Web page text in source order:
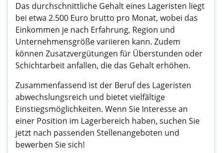
Das durchschnittliche Gehalt eines Lageristen liegt
bei etwa 2.500 Euro brutto pro Monat, wobei das
Einkommen je nach Erfahrung, Region und
Unternehmensgröße variieren kann. Zudem
können Zusatzvergütungen für Überstunden oder
Schichtarbeit anfallen, die das Gehalt erhöhen.
Zusammenfassend ist der Beruf des Lageristen
abwechslungsreich und bietet vielfältige
Einstiegsmöglichkeiten. Wenn Sie Interesse an
einer Position im Lagerbereich haben, suchen Sie
jetzt nach passenden Stellenangeboten und
bewerben Sie sich!